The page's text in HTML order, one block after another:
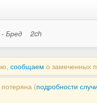
- Бред 2ch
сообщаем о замеченных
(подробности